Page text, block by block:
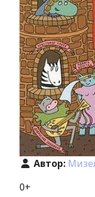
Автор: